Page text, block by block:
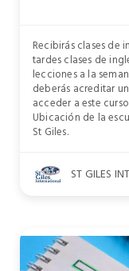
Recibirás clases de
tardes clases de
lecciones a la
deberás acreditar
acceder a este curso
Ubicación de la
St Giles.
ST GILES